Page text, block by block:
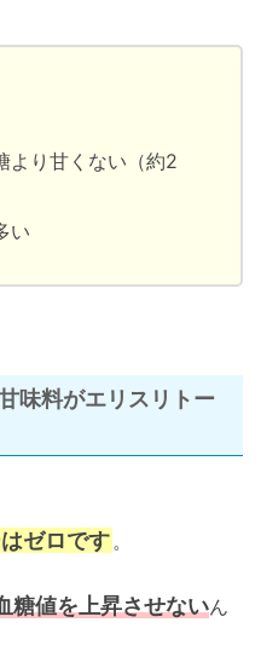
より甘くない（約2
い
味料がエリスリトー
ゼロです 。
糖値を上昇させないん